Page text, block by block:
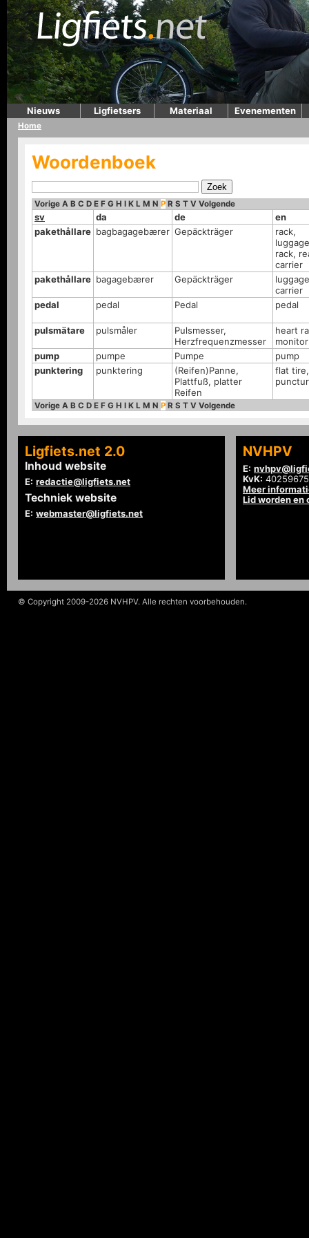
Nieuws Ligfietsers Materiaal Evenementen
Home
Woordenboek
Vorige A B C D E F G H I K L M N P R S T V Volgende
sv da de
en
pakethållare bagbagagebærer Gepäckträger
rack,
luggage
rack,
carrier
pakethållare bagagebærer Gepäckträger
luggage
carrier
pedal
pedal Pedal pedal
pulsmätare pulsmåler
Pulsmesser,
Herzfrequenzmesser
heart
monitor
pump
pumpe Pumpe
pump
punktering
punktering
(Reifen)Panne,
Plattfuß, platter
Reifen
flat tire,
Vorige A B C D E F G H I K L M N P R S T V Volgende
Ligfiets.net 2.0
Inhoud website
E: redactie@ligfiets.net
Techniek website
E: webmaster@ligfiets.net
NVHPV
E:
KvK: 40259675
Meer
Lid worden en
© Copyright 2009-2026 NVHPV. Alle rechten voorbehouden.